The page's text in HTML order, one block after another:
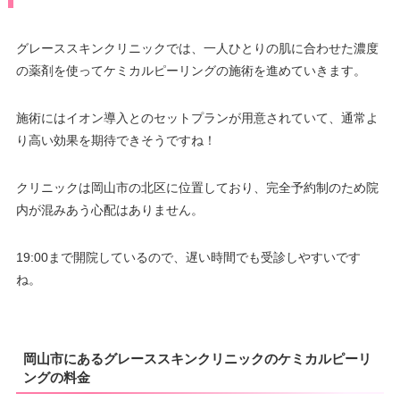
グレーススキンクリニックでは、一人ひとりの肌に合わせた濃度
の薬剤を使ってケミカルピーリングの施術を進めていきます。
施術にはイオン導入とのセットプランが用意されていて、通常よ
り高い効果を期待できそうですね！
クリニックは岡山市の北区に位置しており、完全予約制のため院
内が混みあう心配はありません。
19:00まで開院しているので、遅い時間でも受診しやすいです
ね。
岡山市にあるグレーススキンクリニックのケミカルピーリ
ングの料金